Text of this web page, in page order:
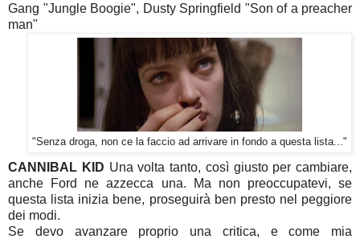
Gang "Jungle Boogie", Dusty Springfield "Son of a preacher
man"
"Senza droga, non ce la faccio ad arrivare in fondo a questa lista..."
CANNIBAL KID Una volta tanto, così giusto per cambiare,
anche Ford ne azzecca una. Ma non preoccupatevi, se
questa lista inizia bene, proseguirà ben presto nel peggiore
dei modi.
Se devo avanzare proprio una critica, e come mia